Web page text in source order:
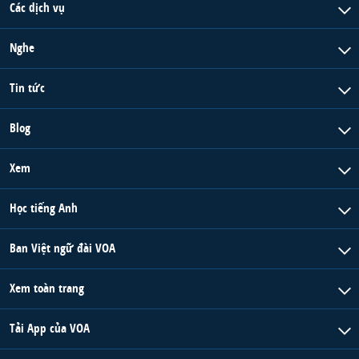
Các dịch vụ
Nghe
Tin tức
Blog
Xem
Học tiếng Anh
Ban Việt ngữ đài VOA
Xem toàn trang
Tải App của VOA